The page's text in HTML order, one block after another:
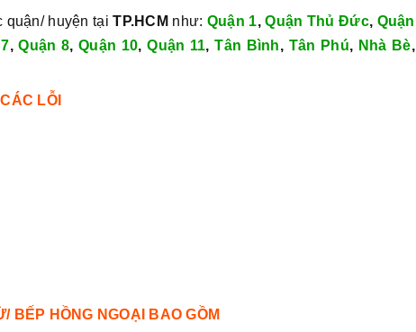
quận/ huyện tạiTP.HCM như: Quận 1,Quận Thủ Đức, Quận
,Quận 8,Quận 10,Quận 11,Tân Bình, Tân Phú, Nhà Bè,
LỖI
BẾP HỒNG NGOẠI BAO GỒM